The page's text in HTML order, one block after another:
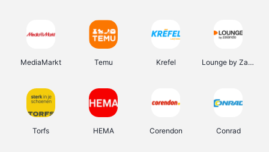
MediaMarkt Temu Krefel Lounge by Zalando
Torfs HEMA Corendon Conrad